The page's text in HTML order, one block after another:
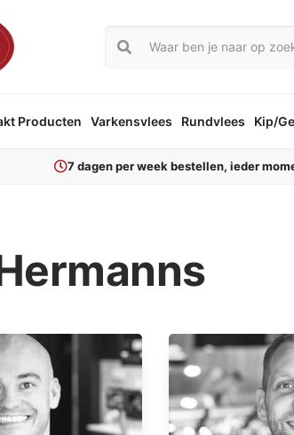
Producten Varkensvlees Rundvlees Kip/
7 dagen per week bestellen, ieder